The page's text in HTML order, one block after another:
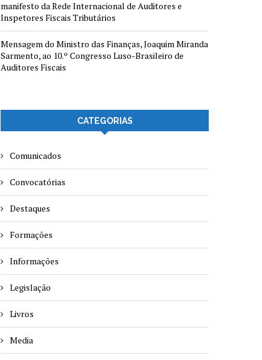
manifesto da Rede Internacional de Auditores e
Inspetores Fiscais Tributários
Mensagem do Ministro das Finanças, Joaquim Miranda
Sarmento, ao 10.º Congresso Luso-Brasileiro de
Auditores Fiscais
CATEGORIAS
Comunicados
Convocatórias
Destaques
Formações
Informações
Legislação
Livros
Media